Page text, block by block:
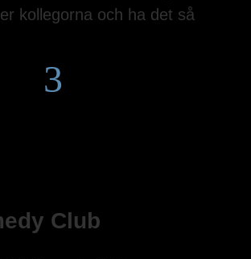
kollegorna och ha det så
3
Club